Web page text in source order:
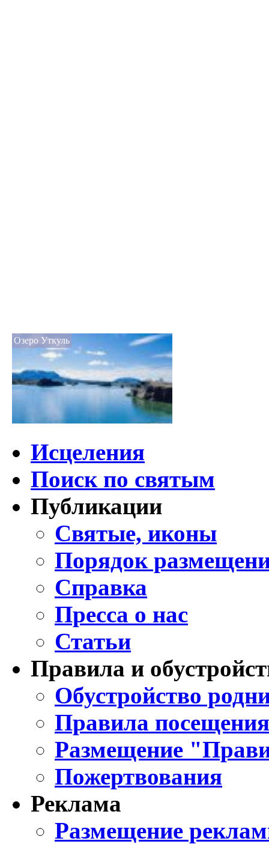
Озеро Уткуль
Исцеления
Поиск по святым
Публикации
Святые, иконы
Порядок
Справка
Пресса о нас
Статьи
Правила и
Обустройство
Правила
Размещение
Пожертвования
Реклама
Размещение